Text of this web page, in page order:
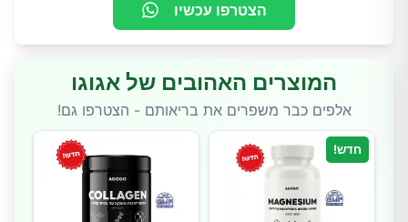
הצטרפו עכשיו
המוצרים האהובים של אגוגו
אלפים כבר משפרים את בריאותם - הצטרפו גם!
חדש!